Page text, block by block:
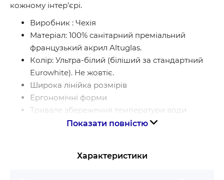
кожному інтер’єрі.
Виробник : Чехія
Матеріал: 100% санітарний преміальний
французький акрил Altuglas.
Колір: Ультра-білий (біліший за стандартний
Eurowhite). Не жовтіє.
Широка лінійка розмірів
Ергономічні форми
Тривале збереження температури води
Зручний монтажПоказати повністю
Характеристики